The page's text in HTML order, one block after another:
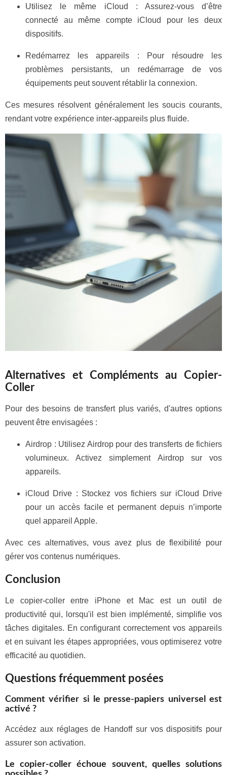
Utilisez le même iCloud : Assurez-vous d’être
connecté au même compte iCloud pour les deux
dispositifs.
Redémarrez les appareils : Pour résoudre les
problèmes persistants, un redémarrage de vos
équipements peut souvent rétablir la connexion.
Ces mesures résolvent généralement les soucis courants,
rendant votre expérience inter-appareils plus fluide.
Alternatives et Compléments au Copier-
Coller
Pour des besoins de transfert plus variés, d'autres options
peuvent être envisagées :
Airdrop : Utilisez Airdrop pour des transferts de fichiers
volumineux. Activez simplement Airdrop sur vos
appareils.
iCloud Drive : Stockez vos fichiers sur iCloud Drive
pour un accès facile et permanent depuis n’importe
quel appareil Apple.
Avec ces alternatives, vous avez plus de flexibilité pour
gérer vos contenus numériques.
Conclusion
Le copier-coller entre iPhone et Mac est un outil de
productivité qui, lorsqu'il est bien implémenté, simplifie vos
tâches digitales. En configurant correctement vos appareils
et en suivant les étapes appropriées, vous optimiserez votre
efficacité au quotidien.
Questions fréquemment posées
Comment vérifier si le presse-papiers universel est
activé ?
Accédez aux réglages de Handoff sur vos dispositifs pour
assurer son activation.
Le copier-coller échoue souvent, quelles solutions